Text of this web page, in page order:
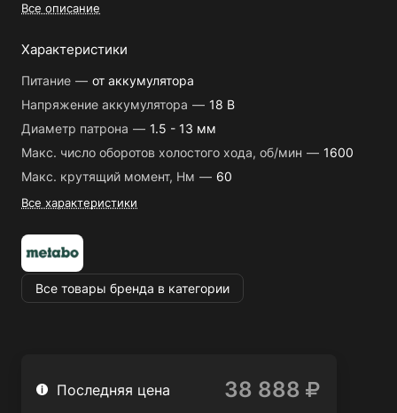
без необходимости подключения к сети электропитания.
использовать обычную электрическую дрель.
Аккумулятор обеспечивает длительное время работы
без перерывов, что позволяет с легкостью выполнять
даже самые сложные задачи.
биты, которые позволяют использовать дрель для
разных целей. Благодаря этому, вы сможете сверлить
отверстия разного диаметра, завинчивать и отвинчивать
крепежные элементы, а также выполнять другие виды
работ.
следующих сферах:
Все описание
Характеристики
Питание — от аккумулятора
Напряжение аккумулятора — 18 В
Диаметр патрона — 1.5 - 13 мм
Макс. число оборотов холостого хода, об/мин — 1600
Макс. крутящий момент, Нм — 60
Все характеристики
Все товары бренда в категории
Последняя цена 38 888